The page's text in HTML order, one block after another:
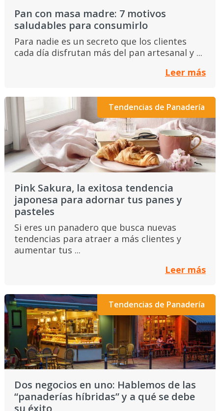
Pan con masa madre: 7 motivos
saludables para consumirlo
Para nadie es un secreto que los clientes
cada día disfrutan más del pan artesanal y ...
Leer más
Tendencias de Panadería
Pink Sakura, la exitosa tendencia
japonesa para adornar tus panes y
pasteles
Si eres un panadero que busca nuevas
tendencias para atraer a más clientes y
aumentar tus ...
Leer más
Tendencias de Panadería
Dos negocios en uno: Hablemos de las
“panaderías híbridas” y a qué se debe